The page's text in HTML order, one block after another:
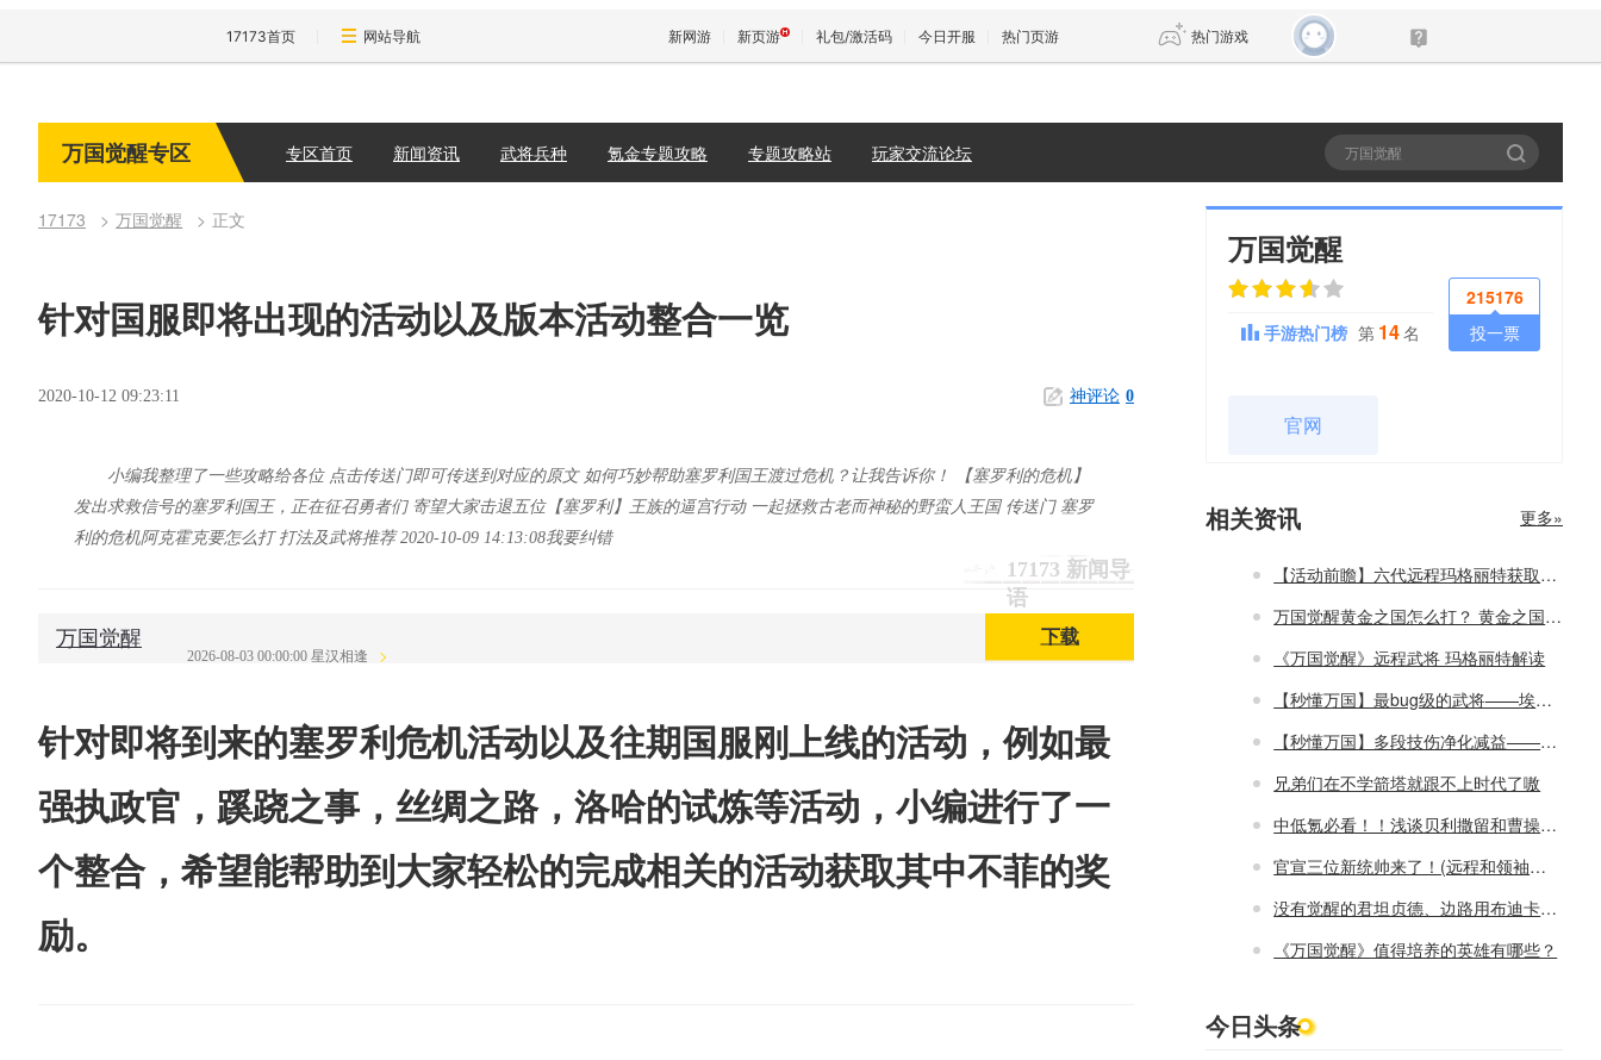
17173首页 网站导航 新网游 新页游 礼包/激活码 今日开服 热门页游 热门游戏
仙剑世界
万国觉醒专区 专区首页 新闻资讯 武将兵种 氪金专题攻略 专题攻略站 玩家交流论坛
17173 万国觉醒 正文
针对国服即将出现的活动以及版本活动整合一览
2020-10-12 09:23:11 神评论 0
17173 新闻导
语
小编我整理了一些攻略给各位 点击传送门即可传送到对应的原文 如何巧妙帮助塞罗利国王渡过危机？让我告诉你！ 【塞罗利的危机】
发出求救信号的塞罗利国王，正在征召勇者们 寄望大家击退五位【塞罗利】王族的逼宫行动 一起拯救古老而神秘的野蛮人王国 传送门 塞罗
利的危机阿克霍克要怎么打 打法及武将推荐 2020-10-09 14:13:08我要纠错
万国觉醒
2026-08-03 00:00:00 星汉相逢
下载
针对即将到来的塞罗利危机活动以及往期国服刚上线的活动，例如最
强执政官，蹊跷之事，丝绸之路，洛哈的试炼等活动，小编进行了一
个整合，希望能帮助到大家轻松的完成相关的活动获取其中不菲的奖
励。
万国觉醒
215176
投一票
手游热门榜 第 14名
官网
相关资讯 更多»
【活动前瞻】六代远程玛格丽特获取指南来咯~
万国觉醒黄金之国怎么打？ 黄金之国攻略2023
《万国觉醒》远程武将 玛格丽特解读
【秒懂万国】最bug级的武将——埃塞儿
【秒懂万国】多段技伤净化减益——楠木正成
兄弟们在不学箭塔就跟不上时代了嗷
中低氪必看！！浅谈贝利撒留和曹操的培养方向
官宣三位新统帅来了！(远程和领袖一次性推出)
没有觉醒的君坦贞德、边路用布迪卡照样第一！！
《万国觉醒》值得培养的英雄有哪些？
今日头条